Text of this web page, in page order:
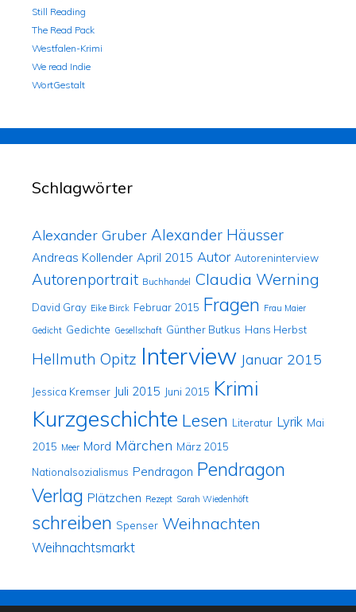
Still Reading
The Read Pack
Westfalen-Krimi
We read Indie
WortGestalt
Schlagwörter
Alexander Gruber Alexander Häusser
Andreas Kollender April 2015 Autor Autoreninterview
Autorenportrait Buchhandel Claudia Werning
David Gray Eike Birck Februar 2015 Fragen Frau Maier
Gedicht Gedichte Gesellschaft Günther Butkus Hans Herbst
Hellmuth Opitz Interview Januar 2015
Jessica Kremser Juli 2015 Juni 2015 Krimi
Kurzgeschichte Lesen Literatur Lyrik Mai
2015 Meer Mord Märchen März 2015
Nationalsozialismus Pendragon Pendragon
Verlag Plätzchen Rezept Sarah Wiedenhöft
schreiben Spenser Weihnachten
Weihnachtsmarkt